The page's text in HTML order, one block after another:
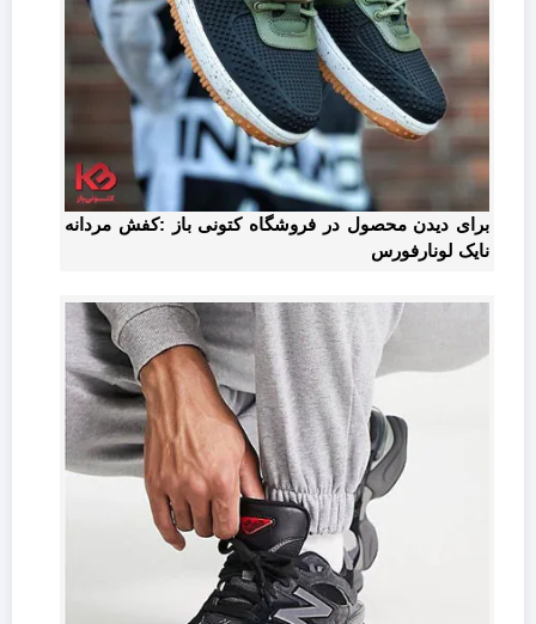
برای دیدن محصول در فروشگاه کتونی باز :کفش مردانه
نایک لونارفورس